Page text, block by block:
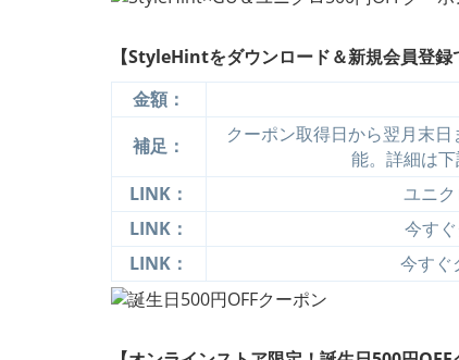
【StyleHintをダウンロード＆新規会員登録
金額：
補足：
クーポン取得日から翌月末
能。詳細は下
LINK：
ユニ
LINK：
今す
LINK：
今すぐ